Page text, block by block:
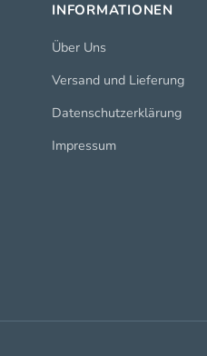
INFORMATIONEN
Über Uns
Versand und Lieferung
Datenschutzerklärung
Impressum